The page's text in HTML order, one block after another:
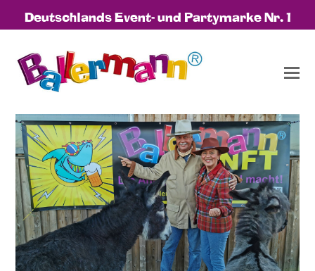
Deutschlands Event- und Partymarke Nr. 1